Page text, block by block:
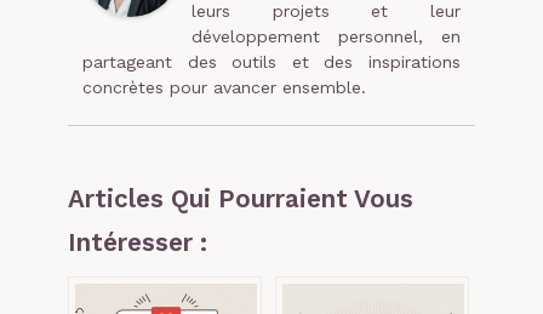
leurs projets et leur
développement personnel, en
partageant des outils et des inspirations
concrètes pour avancer ensemble.
Articles Qui Pourraient Vous
Intéresser :